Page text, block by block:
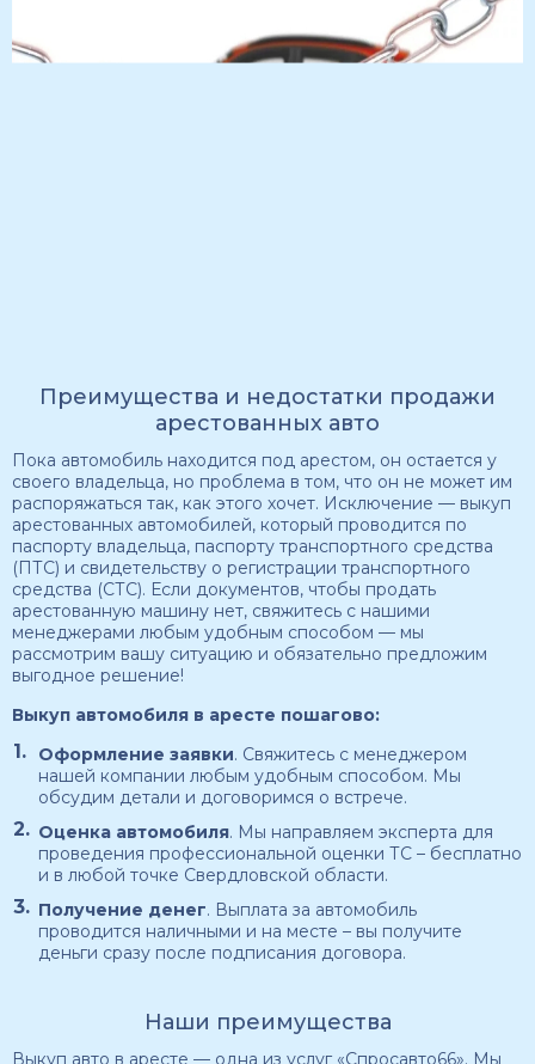
Преимущества и недостатки продажи
арестованных авто
Пока автомобиль находится под арестом, он остается у
своего владельца, но проблема в том, что он не может им
распоряжаться так, как этого хочет. Исключение — выкуп
арестованных автомобилей, который проводится по
паспорту владельца, паспорту транспортного средства
(ПТС) и свидетельству о регистрации транспортного
средства (СТС). Если документов, чтобы продать
арестованную машину нет, свяжитесь с нашими
менеджерами любым удобным способом — мы
рассмотрим вашу ситуацию и обязательно предложим
выгодное решение!
Выкуп автомобиля в аресте пошагово:
Оформление заявки. Свяжитесь с менеджером
нашей компании любым удобным способом. Мы
обсудим детали и договоримся о встрече.
Оценка автомобиля. Мы направляем эксперта для
проведения профессиональной оценки ТС – бесплатно
и в любой точке Свердловской области.
Получение денег. Выплата за автомобиль
проводится наличными и на месте – вы получите
деньги сразу после подписания договора.
Наши преимущества
Выкуп авто в аресте — одна из услуг «Спросавто66». Мы